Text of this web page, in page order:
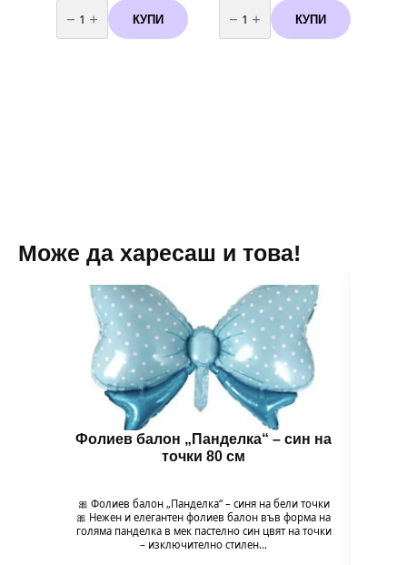
количество
за
Балони
за
КУПИ
количество
за
Балони
с
КУПИ
Може да харесаш и това!
Фолиев балон „Панделка“ – син на
точки 80 см
🎀 Фолиев балон „Панделка“ – синя на бели точки
🎀 Нежен и елегантен фолиев балон във форма на
голяма панделка в мек пастелно син цвят на точки
– изключително стилен…